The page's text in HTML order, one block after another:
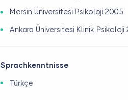
Mersin Üniversitesi Psikoloji 2005
Ankara Üniversitesi Klinik Psikoloji
Sprachkenntnisse
Türkçe